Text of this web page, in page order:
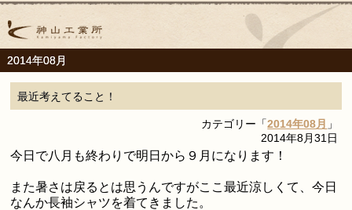
2014年08月
最近考えてること！
カテゴリー「2014年08月 」
2014年8月31日
今日で八月も終わりで明日から９月になります！
また暑さは戻るとは思うんですがここ最近涼しくて、今日
なんか長袖シャツを着てきました。